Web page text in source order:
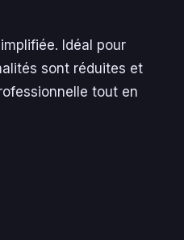
Idéal pour
sont réduites et
tout en